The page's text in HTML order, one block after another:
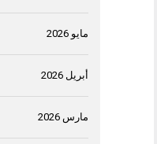
مايو 2026
أبريل 2026
مارس 2026